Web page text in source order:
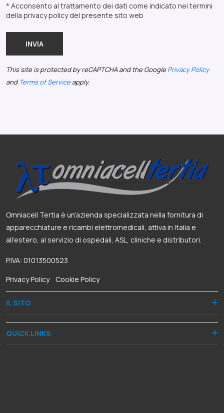
* Acconsento al trattamento dei dati come indicato nei termini
della privacy policy del presente sito web
INVIA
This site is protected by reCAPTCHA and the Google Privacy Policy
and Terms of Service apply.
Omniacell Tertia è un'azienda specializzata nella fornitura di
apparecchiature e ricambi elettromedicali, attiva in Italia e
all’estero, al servizio di ospedali, ASL, cliniche e distributori.
P.IVA: 01013500523
Privacy Policy- Cookie Policy
IL SITO
QUICK LINKS